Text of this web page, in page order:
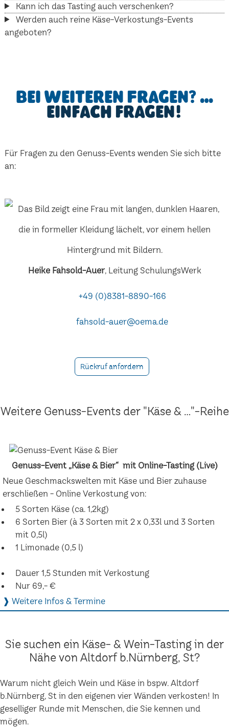
Kann ich das Tasting auch verschenken?
Werden auch reine Käse-Verkostungs-Events
angeboten?
Bei weiteren Fragen? …
einfach fragen!
Für Fragen zu den Genuss-Events wenden Sie sich bitte
an:
Heike Fahsold-Auer, Leitung SchulungsWerk
+49 (0)8381-8890-166
fahsold-auer@oema.de
Rückruf anfordern
Weitere Genuss-Events der "Käse & ..."-Reihe
Genuss-Event „Käse & Bier“ mit Online-Tasting (Live)
Neue Geschmackswelten mit Käse und Bier zuhause
erschließen - Online Verkostung von:
5 Sorten Käse (ca. 1,2kg)
6 Sorten Bier (à 3 Sorten mit 2 x 0,33l und 3 Sorten
mit 0,5l)
1 Limonade (0,5 l)
Dauer 1,5 Stunden mit Verkostung
Nur 69,- €
❱ Weitere Infos & Termine
Sie suchen ein Käse- & Wein-Tasting in der
Nähe von Altdorf b.Nürnberg, St?
Warum nicht gleich Wein und Käse in bspw. Altdorf
b.Nürnberg, St in den eigenen vier Wänden verkosten! In
geselliger Runde mit Menschen, die Sie kennen und
mögen.